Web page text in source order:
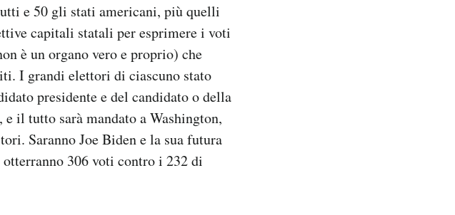
e 50 gli stati americani, più quelli
capitali statali per esprimere i voti
è un organo vero e proprio) che
I grandi elettori di ciascuno stato
presidente e del candidato o della
il tutto sarà mandato a Washington,
Saranno Joe Biden e la sua futura
306 voti contro i 232 di